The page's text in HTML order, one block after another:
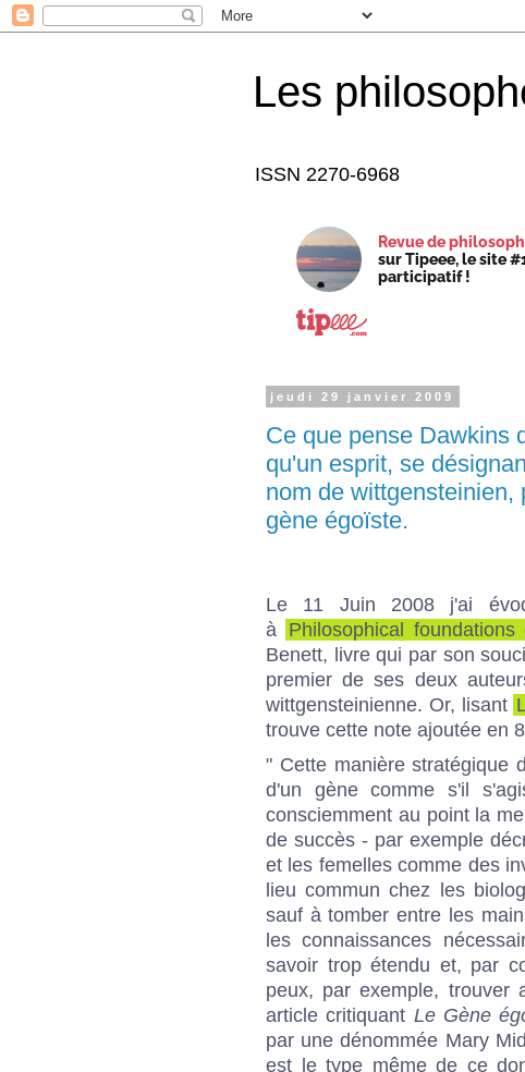
Les
ISSN 2270-6968
Revue de
sur Tipeee, le site
participatif !
jeudi 29 janvier 2009
Ce que pense Dawkins
qu'un esprit, se
nom de wittgensteinien,
gène égoïste.
Le 11 Juin 2008j'ai
à
Philosophical foundations
Benett, livre qui par son
premier de ses deux
wittgensteinienne. Or, lisant
trouve cette note ajoutée en
" Cette manière stratégique
d'un gène comme s'il
consciemment au point la
de succès - par exemple
et les femelles comme des
lieu commun chez les
sauf à tomber entre les
les connaissances
savoir trop étendu et, par
peux, par exemple, trouver
article critiquant Le Gène
par une dénommée Mary
est le type même de ce